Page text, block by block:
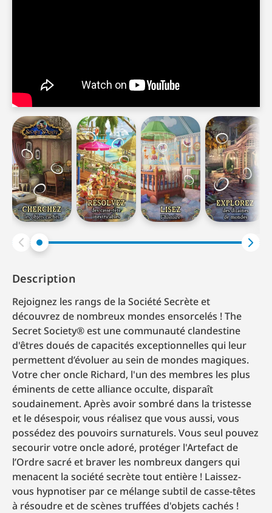
Description
Rejoignez les rangs de la Société Secrète et
découvrez de nombreux mondes ensorcelés ! The
Secret Society® est une communauté clandestine
d'êtres doués de capacités exceptionnelles qui leur
permettent d’évoluer au sein de mondes magiques.
Votre cher oncle Richard, l'un des membres les plus
éminents de cette alliance occulte, disparaît
soudainement. Après avoir sombré dans la tristesse
et le désespoir, vous réalisez que vous aussi, vous
possédez des pouvoirs surnaturels. Vous seul pouvez
secourir votre oncle adoré, protéger l'Artefact de
l’Ordre sacré et braver les nombreux dangers qui
menacent la société secrète tout entière ! Laissez-
vous hypnotiser par ce mélange subtil de casse-têtes
à résoudre et de scènes truffées d'objets cachés !